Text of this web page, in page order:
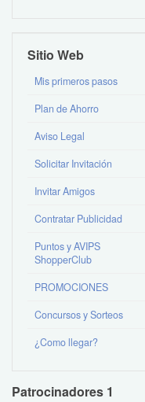
Sitio Web
Mis primeros pasos
Plan de Ahorro
Aviso Legal
Solicitar Invitación
Invitar Amigos
Contratar Publicidad
Puntos y AVIPS
ShopperClub
PROMOCIONES
Concursos y Sorteos
¿Como llegar?
Patrocinadores 1